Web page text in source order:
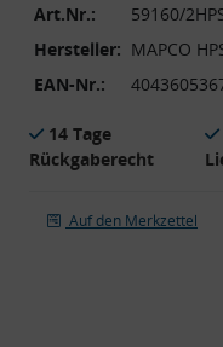
Art.Nr.:
59160/
Hersteller: MAPCO
EAN-Nr.:
14 Tage
Rückgaberecht
Auf den Merkzettel